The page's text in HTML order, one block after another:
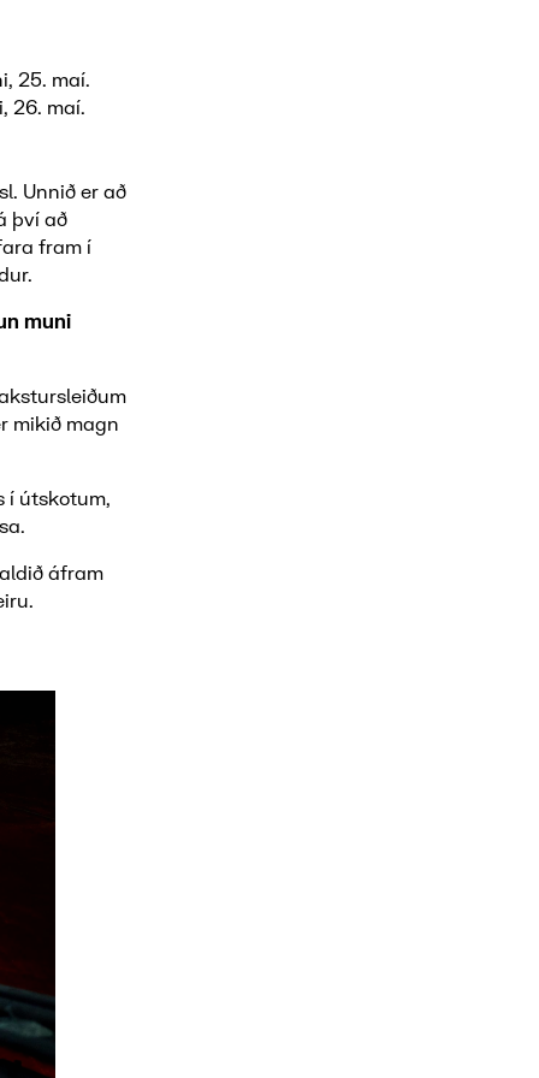
25. maí.
26. maí.
Unnið er að
því að
fram í
muni
mikið magn
í útskotum,
áfram